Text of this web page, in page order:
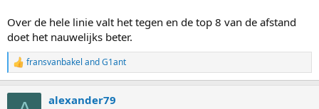
Over de hele linie valt het tegen en de top 8 van de afstand
doet het nauwelijks beter.
R
e
fransvanbakel andG1ant
alexander79